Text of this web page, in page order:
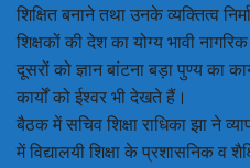
शिक्षित बनाने तथा उनके व्यक्तित्व
शिक्षकों की देश का योग्य भावी
दूसरों को ज्ञान बांटना बड़ा पुण्य का
कार्यों को ईश्वर भी देखते हैं।
बैठक में सचिव शिक्षा राधिका झा ने
में विद्यालयी शिक्षा के प्रशासनिक व